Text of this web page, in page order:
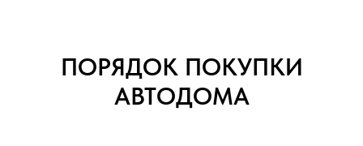
ПОРЯДОК ПОКУПКИ
АВТОДОМА